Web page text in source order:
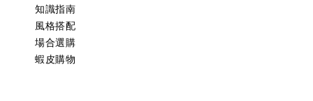
知識指南
風格搭配
場合選購
蝦皮購物